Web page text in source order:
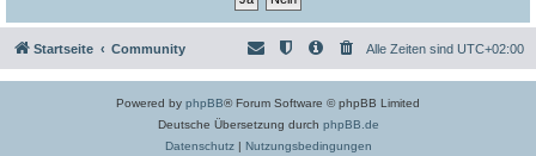
Startseite Community Alle Zeiten sind UTC+02:00
Powered by phpBB® Forum Software © phpBB Limited
Deutsche Übersetzung durch phpBB.de
Datenschutz| Nutzungsbedingungen